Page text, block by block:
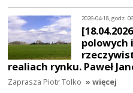
2026-04-18, godz.
polowych
realiach rynku. Paweł
Zaprasza Piotr Tolko » więcej